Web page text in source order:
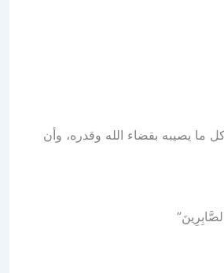
ما يصيبه بقضاء الله وقدره، وأن